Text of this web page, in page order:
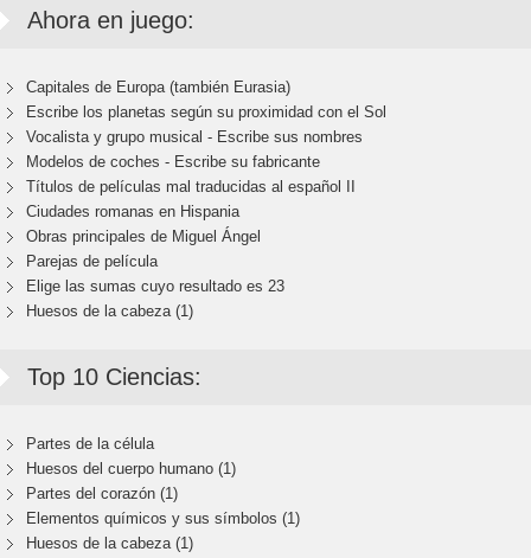
Ahora en juego:
Capitales de Europa (también Eurasia)
Escribe los planetas según su proximidad con el Sol
Vocalista y grupo musical - Escribe sus nombres
Modelos de coches - Escribe su fabricante
Títulos de películas mal traducidas al español II
Ciudades romanas en Hispania
Obras principales de Miguel Ángel
Parejas de película
Elige las sumas cuyo resultado es 23
Huesos de la cabeza (1)
Top 10 Ciencias:
Partes de la célula
Huesos del cuerpo humano (1)
Partes del corazón (1)
Elementos químicos y sus símbolos (1)
Huesos de la cabeza (1)